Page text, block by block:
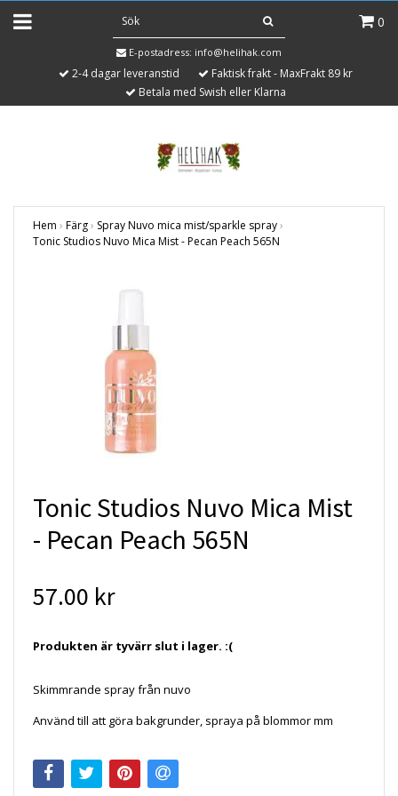
0
E-postadress: info@helihak.com
2-4 dagar leveranstid
Faktisk frakt - MaxFrakt 89 kr
Betala med Swish eller Klarna
Hem › Färg› Spray Nuvo mica mist/sparkle spray›
Tonic Studios Nuvo Mica Mist - Pecan Peach 565N
Tonic Studios Nuvo Mica Mist
- Pecan Peach 565N
57.00 kr
Produkten är tyvärr slut i lager. :(
Skimmrande spray från nuvo
Använd till att göra bakgrunder, spraya på blommor mm